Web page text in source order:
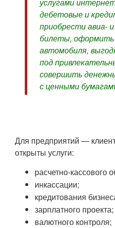
дебетовые и
приобрести авиа-
билеты, оформить
автомобиля,
под
совершить
с ценными
Для предприятий —
открыты услуги:
расчетно-кассового
инкассации;
кредитования
зарплатного проекта;
валютного контроля;